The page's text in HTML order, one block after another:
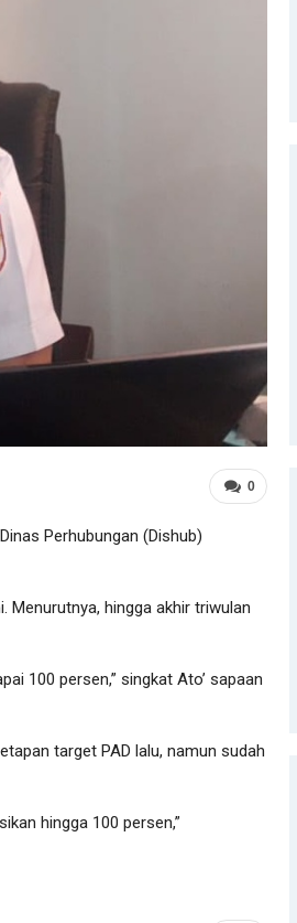
0
Perhubungan (Dishub)
Menurutnya, hingga akhir triwulan
100 persen,” singkat Ato’ sapaan
target PAD lalu, namun sudah
hingga 100 persen,”